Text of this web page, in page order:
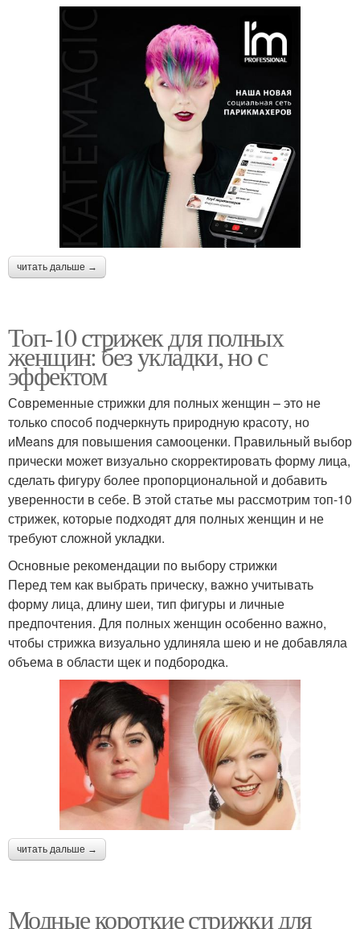
читать дальше →
Топ-10 стрижек для полных
женщин: без укладки, но с
эффектом
Современные стрижки для полных женщин – это не
только способ подчеркнуть природную красоту, но
иMeans для повышения самооценки. Правильный выбор
прически может визуально скорректировать форму лица,
сделать фигуру более пропорциональной и добавить
уверенности в себе. В этой статье мы рассмотрим топ-10
стрижек, которые подходят для полных женщин и не
требуют сложной укладки.
Основные рекомендации по выбору стрижки
Перед тем как выбрать прическу, важно учитывать
форму лица, длину шеи, тип фигуры и личные
предпочтения. Для полных женщин особенно важно,
чтобы стрижка визуально удлиняла шею и не добавляла
объема в области щек и подбородка.
читать дальше →
Модные короткие стрижки для